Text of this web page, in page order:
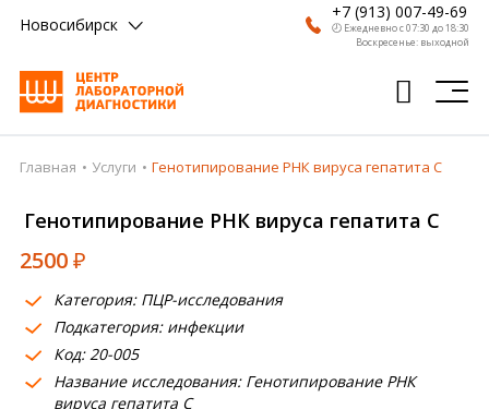
Новосибирск
+7 (913) 007-49-69
🕗 Ежедневно с 07:30 до 18:30
Воскресенье: выходной
Главная
Анализы
Врачи
Получить результат
Пациентам
О компании
Главная Услуги Генотипирование РНК вируса гепатита С
Генотипирование РНК вируса гепатита С
2500₽
Категория: ПЦР-исследования
Подкатегория: инфекции
Код: 20-005
Название исследования: Генотипирование РНК
вируса гепатита С